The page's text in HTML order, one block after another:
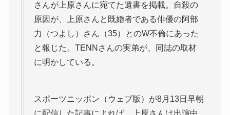
さんが上原さんに宛てた遺書を掲載。自殺の
原因が、上原さんと既婚者である俳優の阿部
力（つよし）さん（35）とのW不倫にあった
と報じた。TENNさんの実弟が、同誌の取材
に明かしている。
スポーツニッポン（ウェブ版）が8月13日早朝
に配信した記事によれば、上原さんは出演中